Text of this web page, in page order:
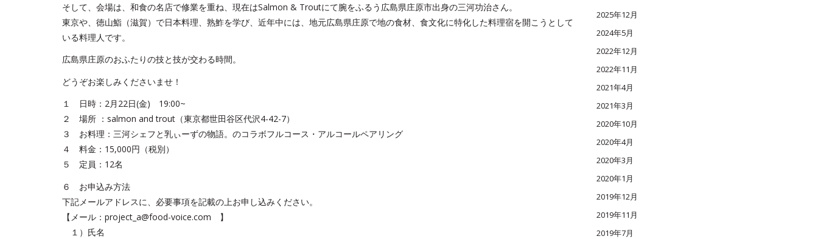
そして、会場は、和食の名店で修業を重ね、現在はSalmon & Troutにて腕をふるう広島県庄原市出身の三河功治さん。
東京や、徳山鮨（滋賀）で日本料理、熟鮓を学び、近年中には、地元広島県庄原で地の食材、食文化に特化した料理宿を開こうとして
いる料理人です。
広島県庄原のおふたりの技と技が交わる時間。
どうぞお楽しみくださいませ！
１ 日時：2月22日(金) 19:00~
２ 場所 ：salmon and trout（東京都世田谷区代沢4-42-7）
３ お料理：三河シェフと乳ぃーずの物語。のコラボフルコース・アルコールペアリング
４ 料金：15,000円（税別）
５ 定員：12名
６ お申込み方法
下記メールアドレスに、必要事項を記載の上お申し込みください。
【メール：project_a@food-voice.com 】
１）氏名
2025年12月
2024年5月
2022年12月
2022年11月
2021年4月
2021年3月
2020年10月
2020年4月
2020年3月
2020年1月
2019年12月
2019年11月
2019年7月